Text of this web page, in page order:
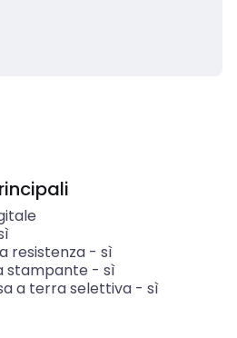
resistenza- sì
stampante - sì
a terra selettiva- sì